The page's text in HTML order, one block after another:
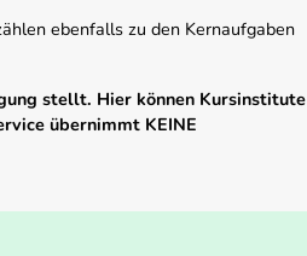
ebenfalls zu den Kernaufgaben
stellt. Hier können Kursinstitute
übernimmt KEINE